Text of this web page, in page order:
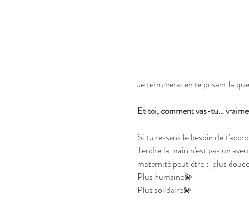
Je terminerai en te posant la
Et toi, comment vas-tu…
Si tu ressens le besoin de
Tendre la main n’est pas un
maternité peut être :  plus
Plus humaine💫
Plus solidaire💫